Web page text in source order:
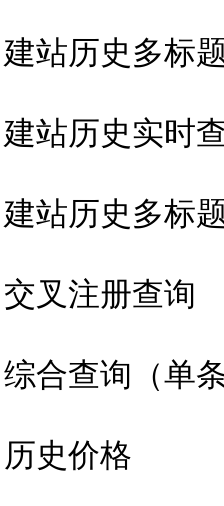
建站历史多标
建站历史实时
建站历史多标
交叉注册查询
综合查询（单
历史价格